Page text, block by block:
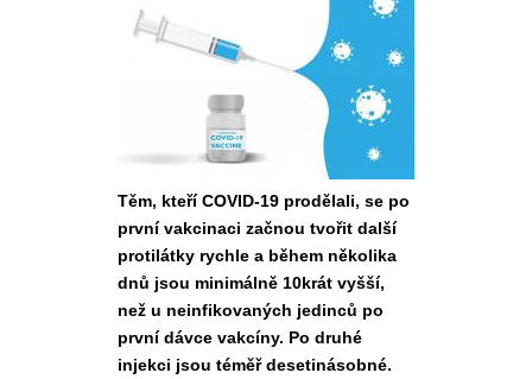
Těm, kteří COVID-19 prodělali, se po
první vakcinaci začnou tvořit další
protilátky rychle a během několika
dnů jsou minimálně 10krát vyšší,
než u neinfikovaných jedinců po
první dávce vakcíny. Po druhé
injekci jsou téměř desetinásobné.